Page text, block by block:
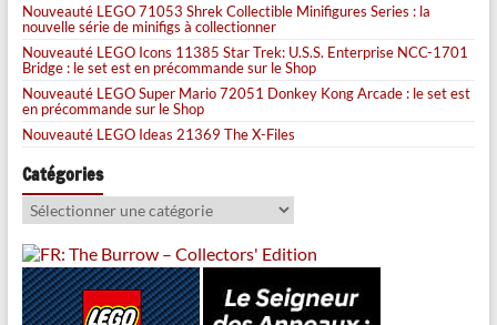
Nouveauté LEGO 71053 Shrek Collectible Minifigures Series : la
nouvelle série de minifigs à collectionner
Nouveauté LEGO Icons 11385 Star Trek: U.S.S. Enterprise NCC-1701
Bridge : le set est en précommande sur le Shop
Nouveauté LEGO Super Mario 72051 Donkey Kong Arcade : le set est
en précommande sur le Shop
Nouveauté LEGO Ideas 21369 The X-Files
Catégories
Catégories